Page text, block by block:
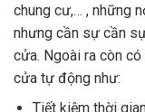
chung cư,… , những
nhưng cần sự cần
cửa. Ngoài ra còn
cửa tự động như:
Tiết kiệm thời